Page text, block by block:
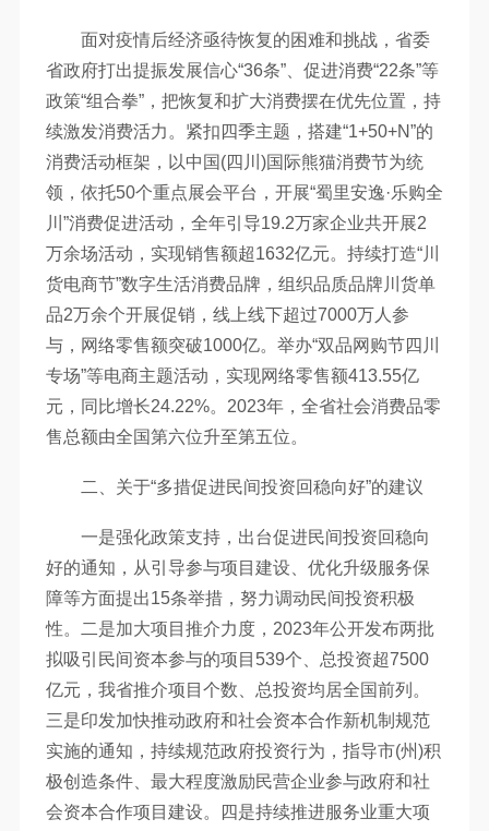
面对疫情后经济亟待恢复的困难和挑战，省委
省政府打出提振发展信心“36条”、促进消费“22条”等
政策“组合拳”，把恢复和扩大消费摆在优先位置，持
续激发消费活力。紧扣四季主题，搭建“1+50+N”的
消费活动框架，以中国(四川)国际熊猫消费节为统
领，依托50个重点展会平台，开展“蜀里安逸·乐购全
川”消费促进活动，全年引导19.2万家企业共开展2
万余场活动，实现销售额超1632亿元。持续打造“川
货电商节”数字生活消费品牌，组织品质品牌川货单
品2万余个开展促销，线上线下超过7000万人参
与，网络零售额突破1000亿。举办“双品网购节四川
专场”等电商主题活动，实现网络零售额413.55亿
元，同比增长24.22%。2023年，全省社会消费品零
售总额由全国第六位升至第五位。
二、关于“多措促进民间投资回稳向好”的建议
一是强化政策支持，出台促进民间投资回稳向
好的通知，从引导参与项目建设、优化升级服务保
障等方面提出15条举措，努力调动民间投资积极
性。二是加大项目推介力度，2023年公开发布两批
拟吸引民间资本参与的项目539个、总投资超7500
亿元，我省推介项目个数、总投资均居全国前列。
三是印发加快推动政府和社会资本合作新机制规范
实施的通知，持续规范政府投资行为，指导市(州)积
极创造条件、最大程度激励民营企业参与政府和社
会资本合作项目建设。四是持续推进服务业重大项